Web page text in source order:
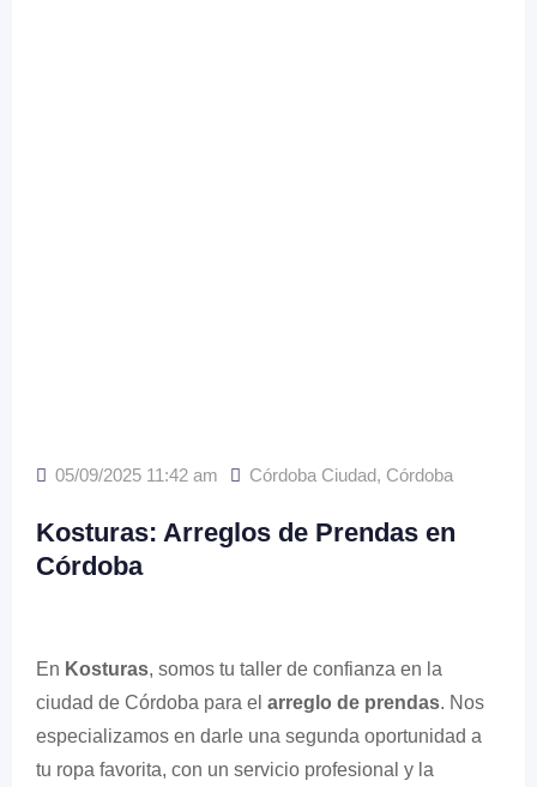
05/09/2025 11:42 am Córdoba Ciudad, Córdoba
Kosturas: Arreglos de Prendas en
Córdoba
En Kosturas, somos tu taller de confianza en la
ciudad de Córdoba para el arreglo de prendas. Nos
especializamos en darle una segunda oportunidad a
tu ropa favorita, con un servicio profesional y la